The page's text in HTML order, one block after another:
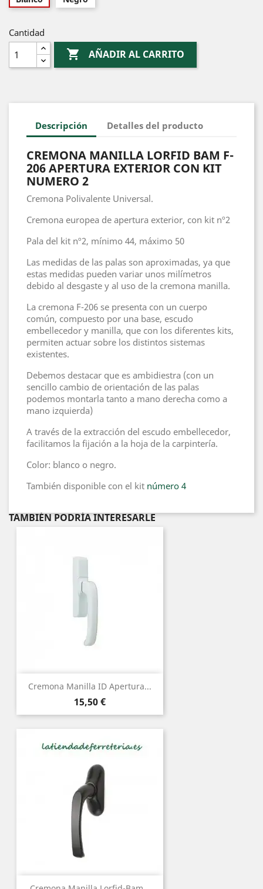
Cantidad
 AÑADIR AL CARRITO
Descripción Detalles del producto
CREMONA MANILLA LORFID BAM F-
206 APERTURA EXTERIOR CON KIT
NUMERO 2
Cremona Polivalente Universal.
Cremona europea de apertura exterior, con kit nº2
Pala del kit nº2, mínimo 44, máximo 50
Las medidas de las palas son aproximadas, ya que
estas medidas pueden variar unos milímetros
debido al desgaste y al uso de la cremona manilla.
La cremona F-206 se presenta con un cuerpo
común, compuesto por una base, escudo
embellecedor y manilla, que con los diferentes kits,
permiten actuar sobre los distintos sistemas
existentes.
Debemos destacar que es ambidiestra (con un
sencillo cambio de orientación de las palas
podemos montarla tanto a mano derecha como a
mano izquierda)
A través de la extracción del escudo embellecedor,
facilitamos la fijación a la hoja de la carpintería.
Color: blanco o negro.
También disponible con el kit número 4
TAMBIÉN PODRÍA INTERESARLE
Cremona Manilla ID Apertura...
Precio
15,50 €